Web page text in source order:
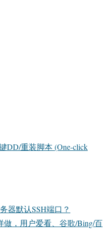
DD/重装脚本 (One-click
器默认SSH端口？
做，用户爱看、谷歌/Bing/百